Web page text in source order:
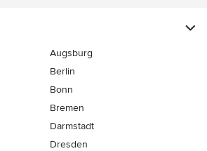
Augsburg
Berlin
Bonn
Bremen
Darmstadt
Dresden